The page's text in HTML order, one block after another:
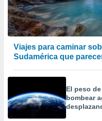
Viajes para caminar
Sudamérica que
El peso
bombear